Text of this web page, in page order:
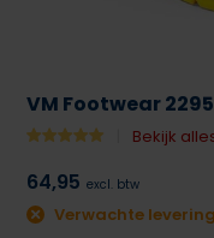
VM Footwear
Bekijk
64,95 excl. btw
Verwachte